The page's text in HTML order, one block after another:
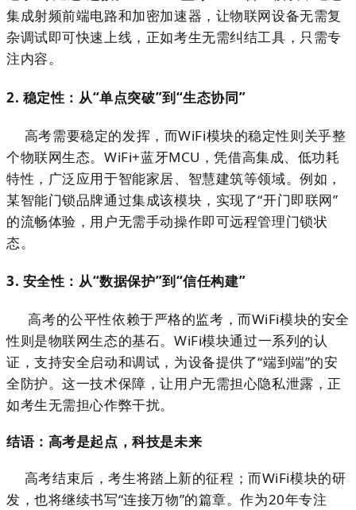
集成射频前端电路和加密加速器，让物联网设备无需复
杂调试即可快速上线，正如考生无需纠结工具，只需专
注内容。
2. 稳定性：从“单点突破”到“生态协同”
高考需要稳定的发挥，而WiFi模块的稳定性则关乎整
个物联网生态。WiFi+蓝牙MCU，凭借高集成、低功耗
特性，广泛应用于智能家居、智慧建筑等领域。例如，
某智能门锁品牌通过集成该模块，实现了“开门即联网”
的流畅体验，用户无需手动操作即可远程管理门锁状
态。
3. 安全性：从“数据保护”到“信任构建”
高考的公平性依赖于严格的监考，而WiFi模块的安全
性则是物联网生态的基石。WiFi模块通过一系列的认
证，支持安全启动和调试，为设备提供了“端到端”的安
全防护。这一技术保障，让用户无需担心隐私泄露，正
如考生无需担心作弊干扰。
结语：高考是起点，科技是未来
高考结束后，考生将踏上新的征程；而WiFi模块的研
发，也将继续书写“连接万物”的篇章。作为20年专注